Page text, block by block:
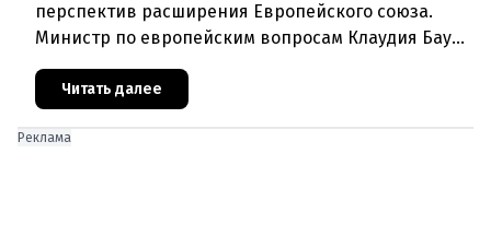
перспектив расширения Европейского союза.
Министр по европейским вопросам Клаудия Бауэр
(ÖVP) категорически исключила возможность
ускоренного присоединения
Читать далее
Реклама